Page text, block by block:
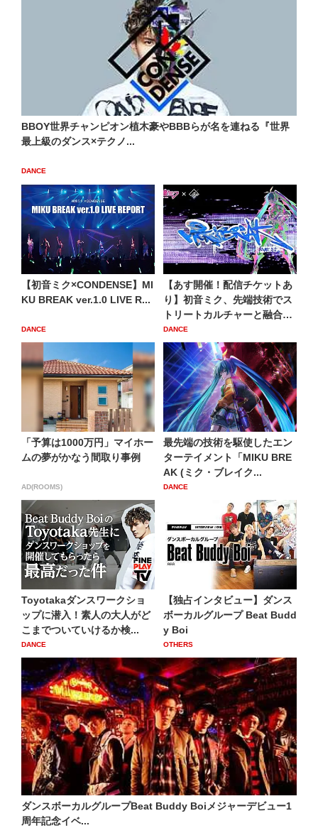
BBOY世界チャンピオン植木豪やBBBらが名を連ねる『世界
最上級のダンス×テクノ...
DANCE
【初音ミク×CONDENSE】MI
KU BREAK ver.1.0 LIVE R...
DANCE
【あす開催！配信チケットあ
り】初音ミク、先端技術でス
トリートカルチャーと融合！
新...
DANCE
「予算は1000万円」マイホー
ムの夢がかなう間取り事例
AD(ROOMS)
最先端の技術を駆使したエン
ターテイメント「MIKU BRE
AK (ミク・ブレイク...
DANCE
Toyotakaダンスワークショ
ップに潜入！素人の大人がど
こまでついていけるか検...
DANCE
【独占インタビュー】ダンス
ボーカルグループ Beat Budd
y Boi
OTHERS
ダンスボーカルグループBeat Buddy Boiメジャーデビュー1
周年記念イベ...